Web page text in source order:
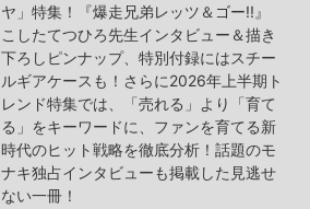
ヤ」特集！『爆走兄弟レッツ＆ゴー!!』
こしたてつひろ先生インタビュー＆描き
下ろしピンナップ、特別付録にはスチー
ルギアケースも！さらに2026年上半期ト
レンド特集では、「売れる」より「育て
る」をキーワードに、ファンを育てる新
時代のヒット戦略を徹底分析！話題のモ
ナキ独占インタビューも掲載した見逃せ
ない一冊！